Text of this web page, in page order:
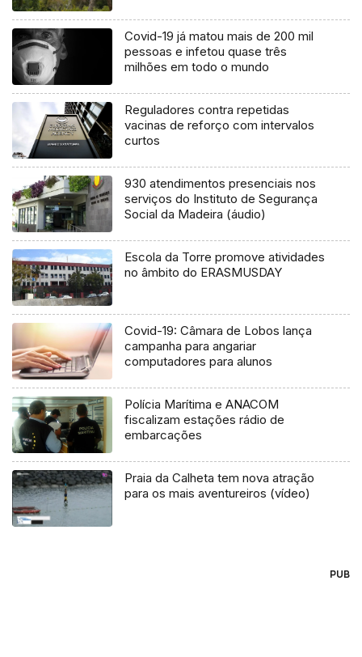
Covid-19 já matou mais de 200 mil
pessoas e infetou quase três
milhões em todo o mundo
Reguladores contra repetidas
vacinas de reforço com intervalos
curtos
930 atendimentos presenciais nos
serviços do Instituto de Segurança
Social da Madeira (áudio)
Escola da Torre promove atividades
no âmbito do ERASMUSDAY
Covid-19: Câmara de Lobos lança
campanha para angariar
computadores para alunos
Polícia Marítima e ANACOM
fiscalizam estações rádio de
embarcações
Praia da Calheta tem nova atração
para os mais aventureiros (vídeo)
PUB